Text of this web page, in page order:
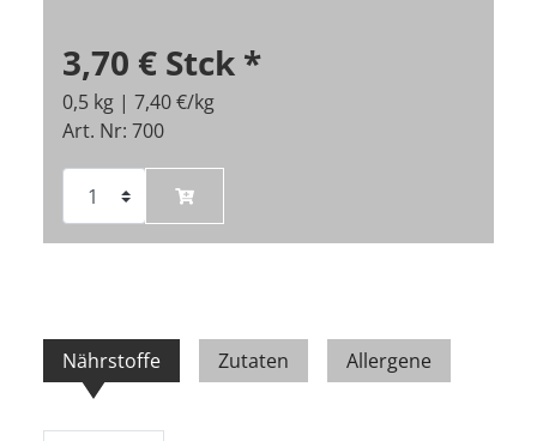
3,70 € Stck *
0,5 kg | 7,40 €/kg
Art. Nr: 700
Nährstoffe Zutaten Allergene